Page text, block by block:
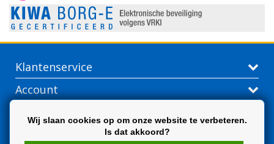
Klantenservice
Account
Wij slaan cookies op om onze website te verbeteren.
Is dat akkoord?